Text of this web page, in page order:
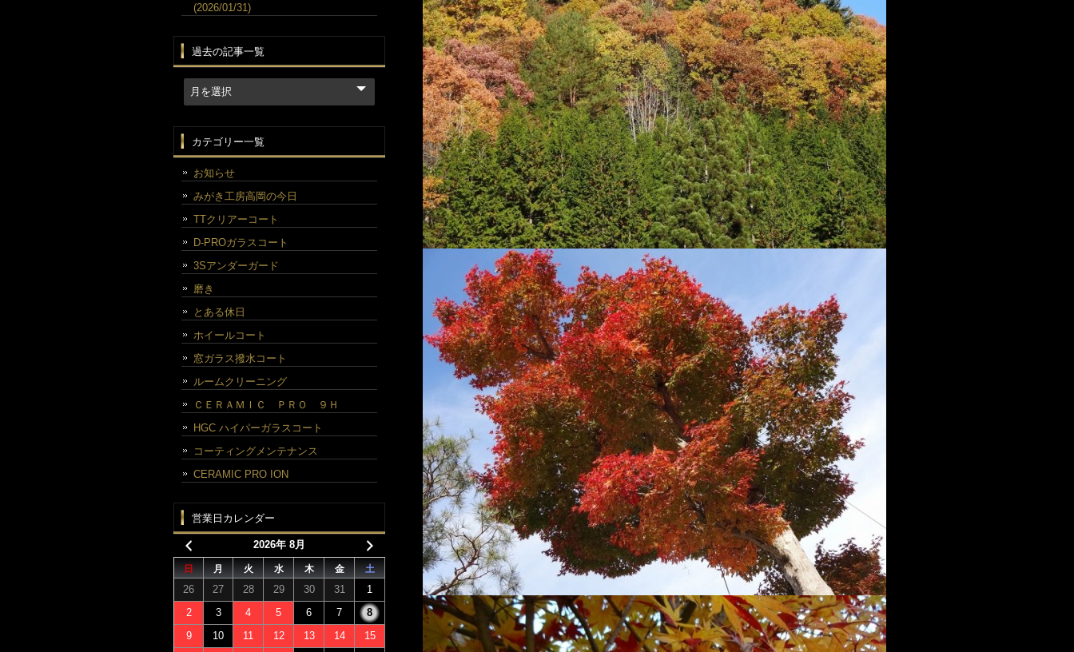
(2026/01/31)
過去の記事一覧
カテゴリー一覧
お知らせ
みがき工房高岡の今日
TTクリアーコート
D-PROガラスコート
3Sアンダーガード
磨き
とある休日
ホイールコート
窓ガラス撥水コート
ルームクリーニング
ＣＥＲＡＭＩＣ ＰＲＯ ９Ｈ
HGC ハイパーガラスコート
コーティングメンテナンス
CERAMIC PRO ION
営業日カレンダー
2026年 8月
日 月 火 水 木 金 土
26 27 28 29 30 31
1
2
3 4 5 6 7
8
9
10 11 12 13 14
15